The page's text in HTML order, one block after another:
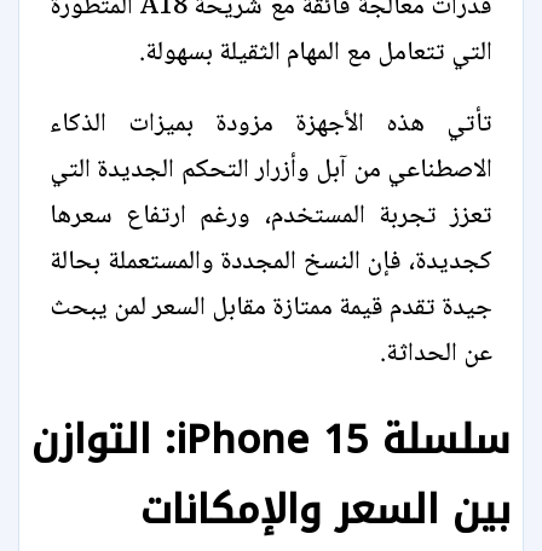
التي تتعامل مع المهام الثقيلة بسهولة.
تأتي هذه الأجهزة مزودة بميزات الذكاء
الاصطناعي من آبل وأزرار التحكم الجديدة التي
تعزز تجربة المستخدم، ورغم ارتفاع سعرها
كجديدة، فإن النسخ المجددة والمستعملة بحالة
جيدة تقدم قيمة ممتازة مقابل السعر لمن يبحث
عن الحداثة.
سلسلة iPhone 15: التوازن
بين السعر والإمكانات